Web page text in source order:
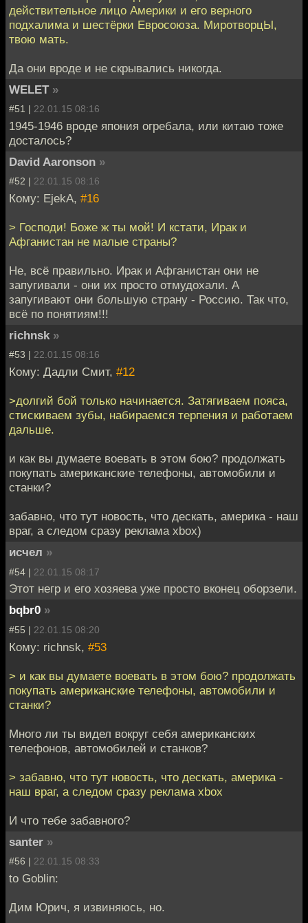
действительное лицо Америки и его верного
подхалима и шестёрки Евросоюза. МиротворцЫ,
твою мать.
Да они вроде и не скрывались никогда.
WELET »
#51 | 22.01.15 08:16
1945-1946 вроде япония огребала, или китаю тоже
досталось?
David Aaronson »
#52 | 22.01.15 08:16
Кому: EjekA, #16
> Господи! Боже ж ты мой! И кстати, Ирак и
Афганистан не малые страны?
Не, всё правильно. Ирак и Афганистан они не
запугивали - они их просто отмудохали. А
запугивают они большую страну - Россию. Так что,
всё по понятиям!!!
richnsk »
#53 | 22.01.15 08:16
Кому: Дадли Смит, #12
>долгий бой только начинается. Затягиваем пояса,
стискиваем зубы, набираемся терпения и работаем
дальше.
и как вы думаете воевать в этом бою? продолжать
покупать американские телефоны, автомобили и
станки?
забавно, что тут новость, что дескать, америка - наш
враг, а следом сразу реклама xbox)
исчел »
#54 | 22.01.15 08:17
Этот негр и его хозяева уже просто вконец оборзели.
bqbr0 »
#55 | 22.01.15 08:20
Кому: richnsk, #53
> и как вы думаете воевать в этом бою? продолжать
покупать американские телефоны, автомобили и
станки?
Много ли ты видел вокруг себя американских
телефонов, автомобилей и станков?
> забавно, что тут новость, что дескать, америка -
наш враг, а следом сразу реклама xbox
И что тебе забавного?
santer »
#56 | 22.01.15 08:33
to Goblin:
Дим Юрич, я извиняюсь, но.